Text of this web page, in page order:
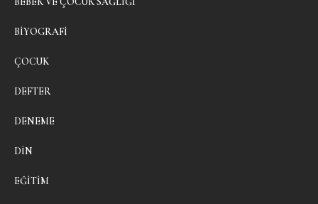
BIYOGRAFI
ÇOCUK
DEFTER
DENEME
DIN
EĞITIM